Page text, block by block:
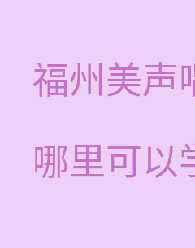
福州美声
哪里可以